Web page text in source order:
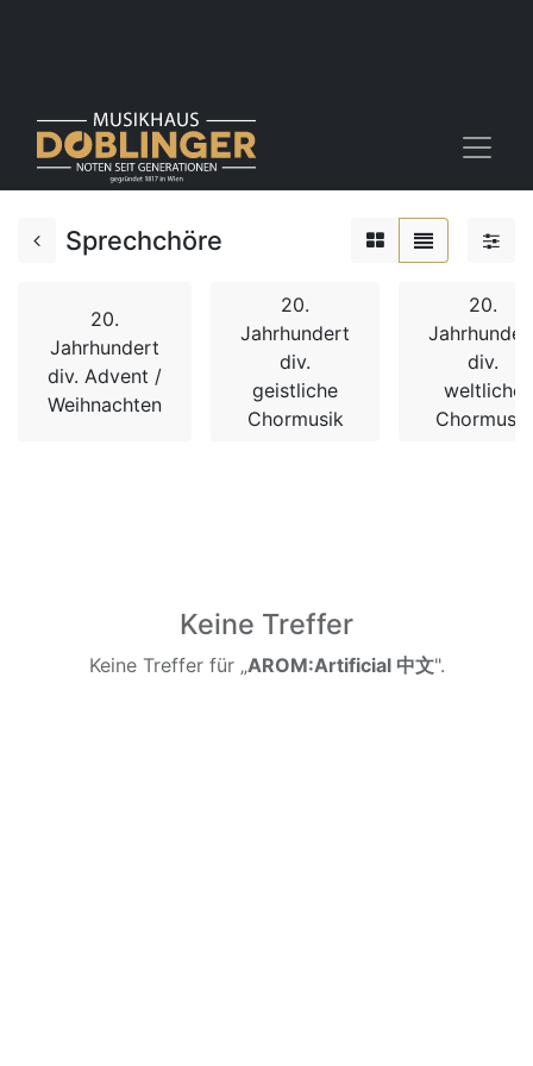
Sprechchöre
20.
Jahrhundert
div. Advent /
Weihnachten
20.
Jahrhundert
div.
geistliche
Chormusik
20.
div.
weltliche
Chormusik
Keine Treffer
Keine Treffer für „AROM:Artificial 中文".